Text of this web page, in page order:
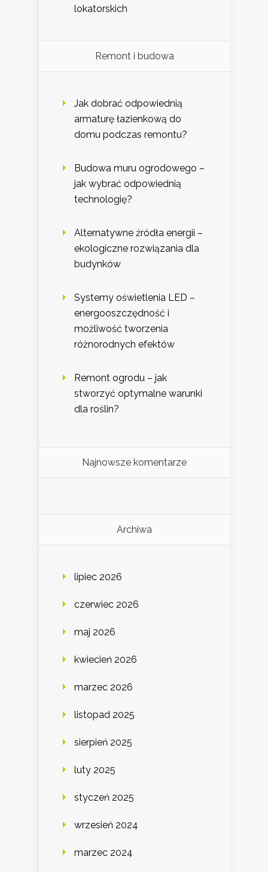
lokatorskich
Remont i budowa
Jak dobrać odpowiednią
armaturę łazienkową do
domu podczas remontu?
Budowa muru ogrodowego –
jak wybrać odpowiednią
technologię?
Alternatywne źródła energii –
ekologiczne rozwiązania dla
budynków
Systemy oświetlenia LED –
energooszczędność i
możliwość tworzenia
różnorodnych efektów
Remont ogrodu – jak
stworzyć optymalne warunki
dla roślin?
Najnowsze komentarze
Archiwa
lipiec 2026
czerwiec 2026
maj 2026
kwiecień 2026
marzec 2026
listopad 2025
sierpień 2025
luty 2025
styczeń 2025
wrzesień 2024
marzec 2024